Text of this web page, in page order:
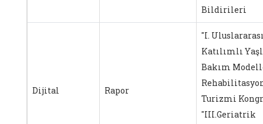
Bildirileri
Dijital Rapor
"I.
Katılımlı
Bakım
Turizmi
"III.Geriatrik